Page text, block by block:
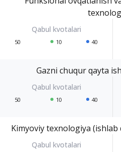
50 10 40
Gazni chuqur qayta
50 10 40
Kimyoviy texnologiya